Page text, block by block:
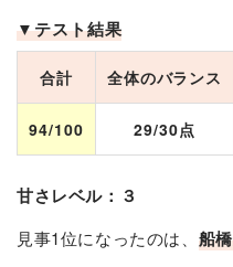
▼テスト結果
合計 全体のバランス
94/100 29/30点
甘さレベル：３
見事1位になったのは、 船